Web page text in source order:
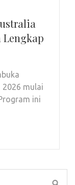
Lengkap
2026 mulai
ini